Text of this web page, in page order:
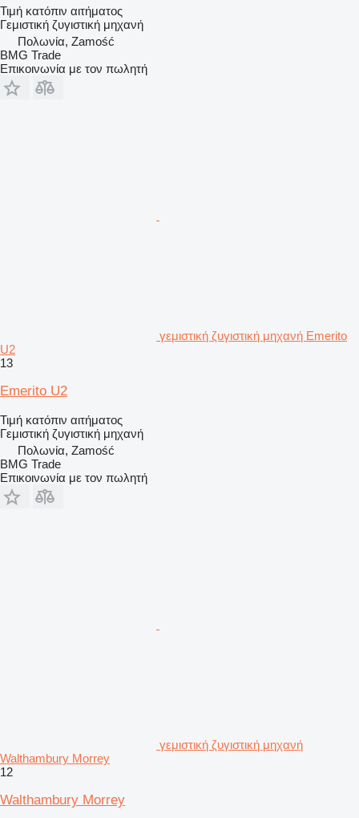
Τιμή κατόπιν αιτήματος
Γεμιστική ζυγιστική μηχανή
Πολωνία, Zamość
BMG Trade
Επικοινωνία με τον πωλητή
γεμιστική ζυγιστική μηχανή Emerito
U2
13
Emerito U2
Τιμή κατόπιν αιτήματος
Γεμιστική ζυγιστική μηχανή
Πολωνία, Zamość
BMG Trade
Επικοινωνία με τον πωλητή
γεμιστική ζυγιστική μηχανή
Walthambury Morrey
12
Walthambury Morrey